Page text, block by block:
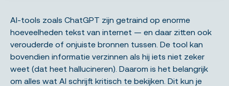
AI-tools zoals ChatGPT zijn getraind op enorme
hoeveelheden tekst van internet — en daar zitten ook
verouderde of onjuiste bronnen tussen. De tool kan
bovendien informatie verzinnen als hij iets niet zeker
weet (dat heet hallucineren). Daarom is het belangrijk
om alles wat AI schrijft kritisch te bekijken. Dit kun je